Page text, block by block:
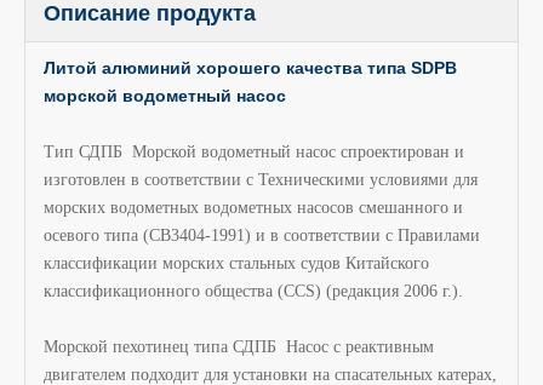
Описание продукта
Литой алюминий хорошего качества типа SDPB
морской водометный насос
Тип СДПБ Морской водометный насос спроектирован и
изготовлен в соответствии с Техническими условиями для
морских водометных водометных насосов смешанного и
осевого типа (CB3404-1991) и в соответствии с Правилами
классификации морских стальных судов Китайского
классификационного общества (CCS) (редакция 2006 г.).
Морской пехотинец типа СДПБ Насос с реактивным
двигателем подходит для установки на спасательных катерах,